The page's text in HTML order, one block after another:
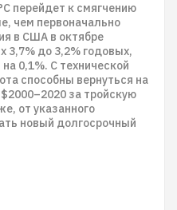
перейдет к смягчению
чем первоначально
в США в октябре
3,7% до 3,2% годовых,
0,1%. С технической
способны вернуться на
за тройскую
от указанного
новый долгосрочный